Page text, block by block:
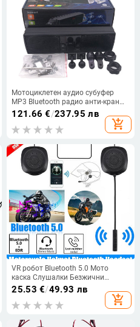
Мотоциклетен аудио субуфер
MP3 Bluetooth радио анти-кран
кормило 12v модификация на
121.66 €/237.95 лв
add_shopping_cart
VR робот Bluetooth 5.0 Мото
каска Слушалки Безжични
хендсфри Стерео слушалки
Мотоциклетна каска Слушалки
MP3 високоговорител
25.53 €/49.93 лв
add_shopping_cart